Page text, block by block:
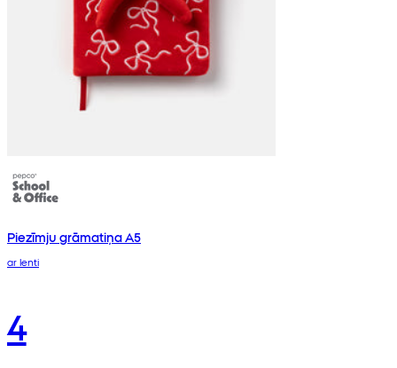
Piezīmju grāmatiņa A5
ar lenti
4